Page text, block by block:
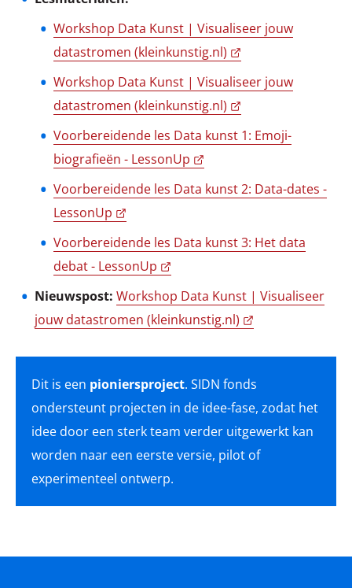
Workshop Data Kunst | Visualiseer jouw
datastromen (kleinkunstig.nl)
Workshop Data Kunst | Visualiseer jouw
datastromen (kleinkunstig.nl)
Voorbereidende les Data kunst 1: Emoji-
biografieën - LessonUp
Voorbereidende les Data kunst 2: Data-dates -
LessonUp
Voorbereidende les Data kunst 3: Het data
debat - LessonUp
Nieuwspost: Workshop Data Kunst | Visualiseer
jouw datastromen (kleinkunstig.nl)
Dit is een pioniersproject. SIDN fonds
ondersteunt projecten in de idee-fase, zodat het
idee door een sterk team verder uitgewerkt kan
worden naar een eerste versie, pilot of
experimenteel ontwerp.